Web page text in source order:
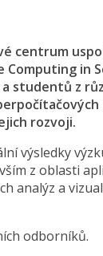
centrum
in
a studentů z
rozvoji.
výsledky
z oblasti
analýz a
odborníků.